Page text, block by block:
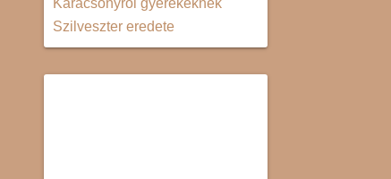
Karácsonyról gyerekeknek
Szilveszter eredete